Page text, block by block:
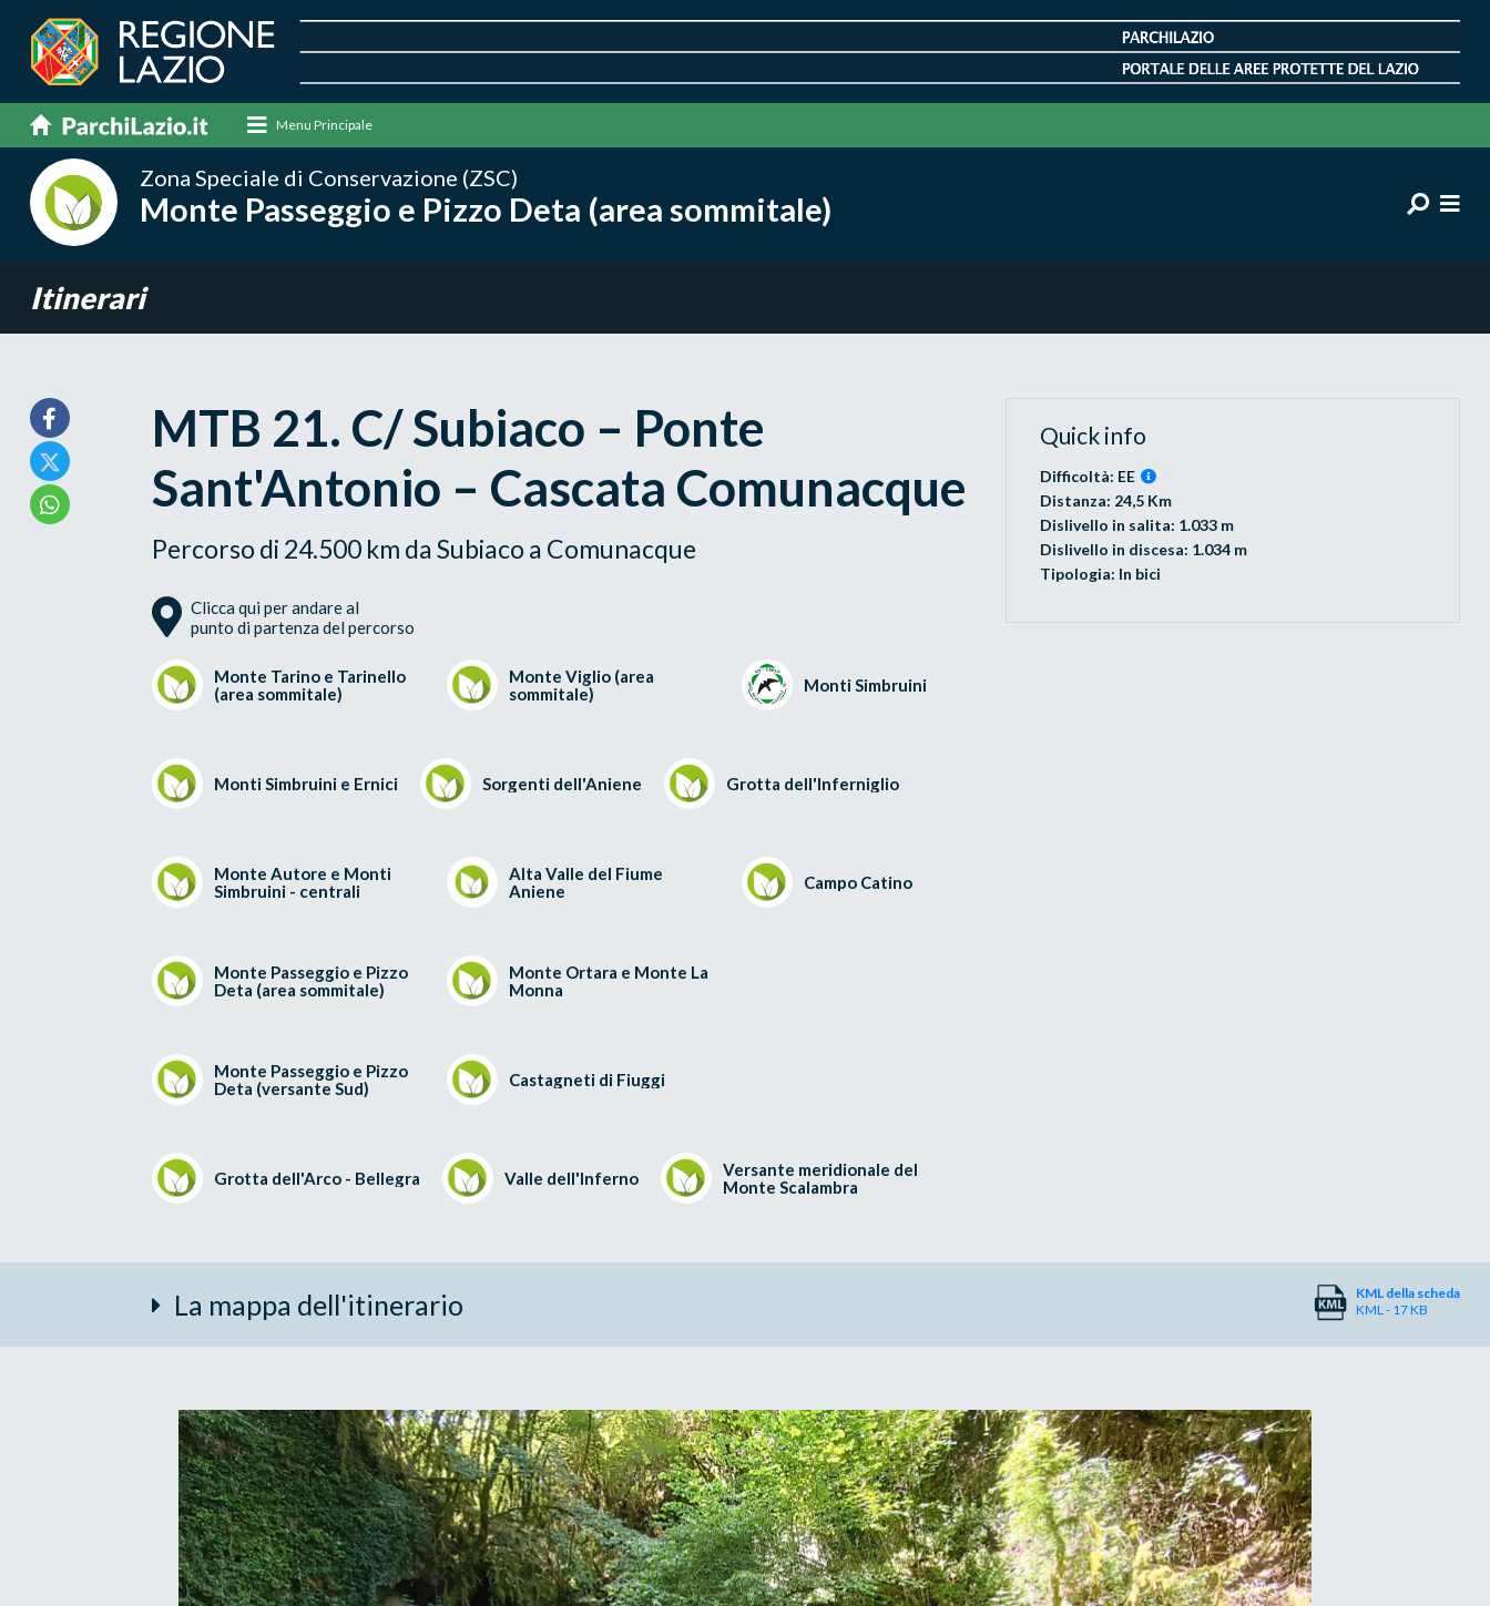
Menu Principale
Zona Speciale di Conservazione (ZSC)
Monte Passeggio e Pizzo Deta (area sommitale)
Itinerari
MTB 21. C/ Subiaco – Ponte
Sant'Antonio – Cascata Comunacque
Percorso di 24.500 km da Subiaco a Comunacque
Clicca qui per andare al
punto di partenza del percorso
Monte Tarino e Tarinello
(area sommitale)
Monte Viglio (area
sommitale)
Monti Simbruini
Monti Simbruini e Ernici Sorgenti dell'Aniene Grotta dell'Inferniglio
Monte Autore e Monti
Simbruini - centrali
Alta Valle del Fiume
Aniene
Campo Catino
Monte Passeggio e Pizzo
Deta (area sommitale)
Monte Ortara e Monte La
Monna
Monte Passeggio e Pizzo
Deta (versante Sud)
Castagneti di Fiuggi
Grotta dell'Arco - Bellegra Valle dell'Inferno
Versante meridionale del
Monte Scalambra
Quick info
Difficoltà: EE
Distanza: 24,5 Km
Dislivello in salita: 1.033 m
Dislivello in discesa: 1.034 m
Tipologia: In bici
La mappa dell'itinerario
KML della scheda
KML - 17 KB